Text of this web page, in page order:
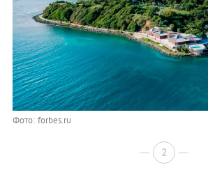
Фото: forbes.ru
2